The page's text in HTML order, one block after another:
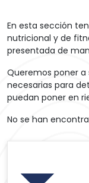
En esta sección
nutricional y de
presentada de
Queremos poner a
necesarias para
puedan poner en
No se han